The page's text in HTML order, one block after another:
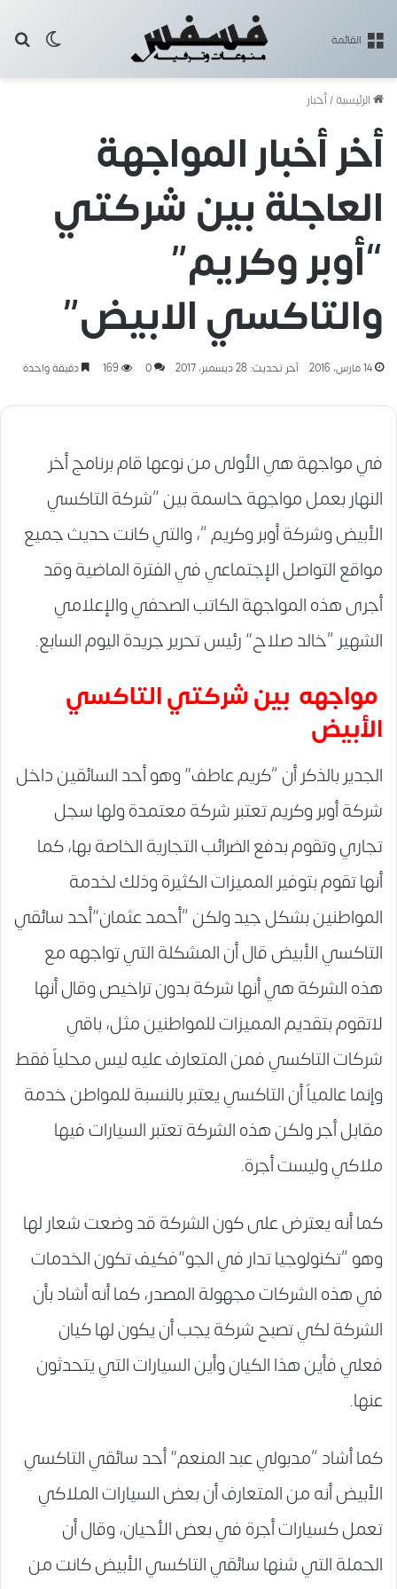
القائمة
الرئيسية/أخبار
أخر أخبار المواجهة
العاجلة بين شركتي
“أوبر وكريم”
والتاكسي الابيض”
14 مارس، 2016 آخر تحديث: 28 ديسمبر، 2017 0
169 دقيقة واحدة
في مواجهة هي الأولى من نوعها قام برنامج أخر
النهار بعمل مواجهة حاسمة بين “شركة التاكسي
الأبيض وشركة أوبر وكريم “، والتي كانت حديث جميع
مواقع التواصل الإجتماعي في الفترة الماضية وقد
أجرى هذه المواجهة الكاتب الصحفي والإعلامي
الشهير “خالد صلاح” رئيس تحرير جريدة اليوم السابع.
مواجهه بين شركتي التاكسي
الأبيض
الجدير بالذكر أن “كريم عاطف” وهو أحد السائقين داخل
شركة أوبر وكريم تعتبر شركة معتمدة ولها سجل
تجاري وتقوم بدفع الضرائب التجارية الخاصة بها، كما
أنها تقوم بتوفير المميزات الكثيرة وذلك لخدمة
المواطنين بشكل جيد ولكن “أحمد عثمان”أحد سائقي
التاكسي الأبيض قال أن المشكلة التي تواجهه مع
هذه الشركة هي أنها شركة بدون تراخيص وقال أنها
لاتقوم بتقديم المميزات للمواطنين مثل، باقي
شركات التاكسي فمن المتعارف عليه ليس محلياً فقط
وإنما عالمياً أن التاكسي يعتبر بالنسبة للمواطن خدمة
مقابل أجر ولكن هذه الشركة تعتبر السيارات فيها
ملاكي وليست أجرة.
كما أنه يعترض على كون الشركة قد وضعت شعار لها
وهو “تكنولوجيا تدار في الجو”فكيف تكون الخدمات
في هذه الشركات مجهولة المصدر، كما أنه أشاد بأن
الشركة لكي تصبح شركة يجب أن يكون لها كيان
فعلي فأين هذا الكيان وأين السيارات التي يتحدثون
عنها.
كما أشاد “مدبولي عبد المنعم” أحد سائقي التاكسي
الأبيض أنه من المتعارف أن بعض السيارات الملاكي
تعمل كسيارات أجرة في بعض الأحيان، وقال أن
الحملة التي شنها سائقي التاكسي الأبيض كانت من